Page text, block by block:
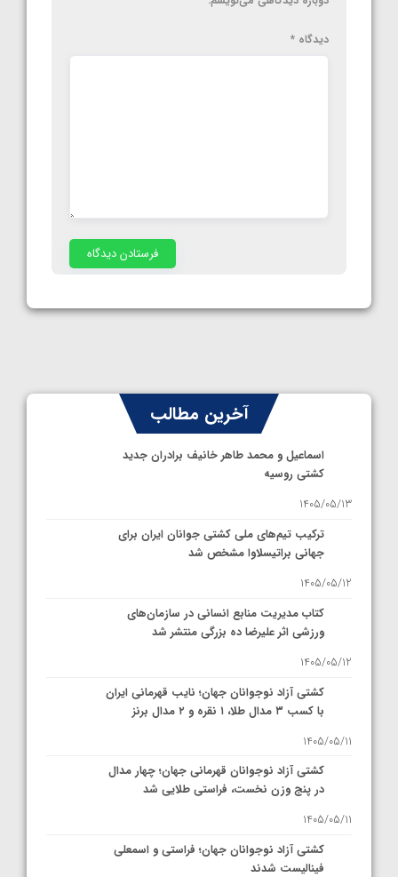
دیدگاه *
آخرین مطالب
اسماعیل و محمد طاهر خانیف برادران جدید
کشتی روسیه
1405/05/13
ترکیب تیم‌های ملی کشتی جوانان ایران برای
جهانی براتیسلاوا مشخص شد
1405/05/12
کتاب مدیریت منابع انسانی در سازمان‌های
ورزشی اثر علیرضا ده بزرگی منتشر شد
1405/05/12
کشتی آزاد نوجوانان جهان؛ نایب قهرمانی ایران
با کسب ۳ مدال طلا، ۱ نقره و ۲ مدال برنز
1405/05/11
کشتی آزاد نوجوانان قهرمانی جهان؛ چهار مدال
در پنج وزن نخست، فراستی طلایی شد
1405/05/11
کشتی آزاد نوجوانان جهان؛ فراستی و اسمعلی
فینالیست شدند